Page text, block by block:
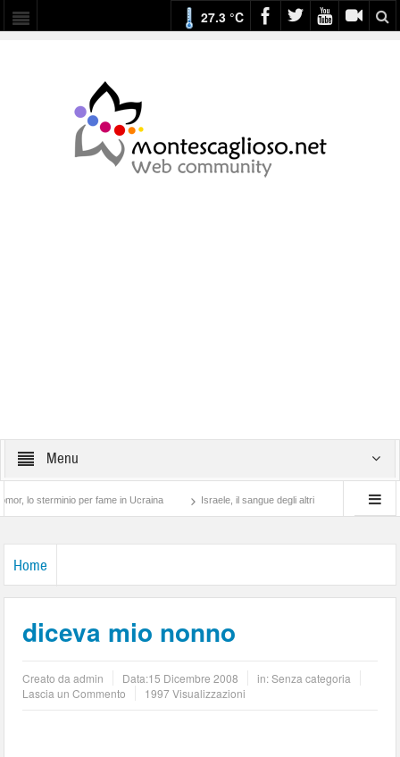
27.3 °C
Menu
sterminio per fame in Ucraina Israele, il sangue degli altri Lotta di classe…
Home
diceva mio nonno
Creato daadmin Data:15 Dicembre 2008
in: Senza categoria
Lascia un Commento
1997 Visualizzazioni